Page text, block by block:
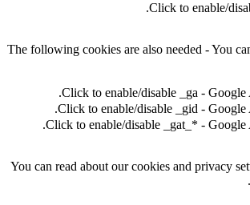
Click to
The following cookies are also needed -
Click to enable/disable _ga -
Click to enable/disable _gid -
Click to enable/disable _gat_* -
You can read about our cookies and